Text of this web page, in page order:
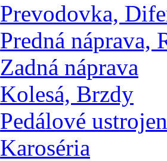
Prevodovka,
Predná náprava,
Zadná náprava
Kolesá, Brzdy
Pedálové
Karoséria